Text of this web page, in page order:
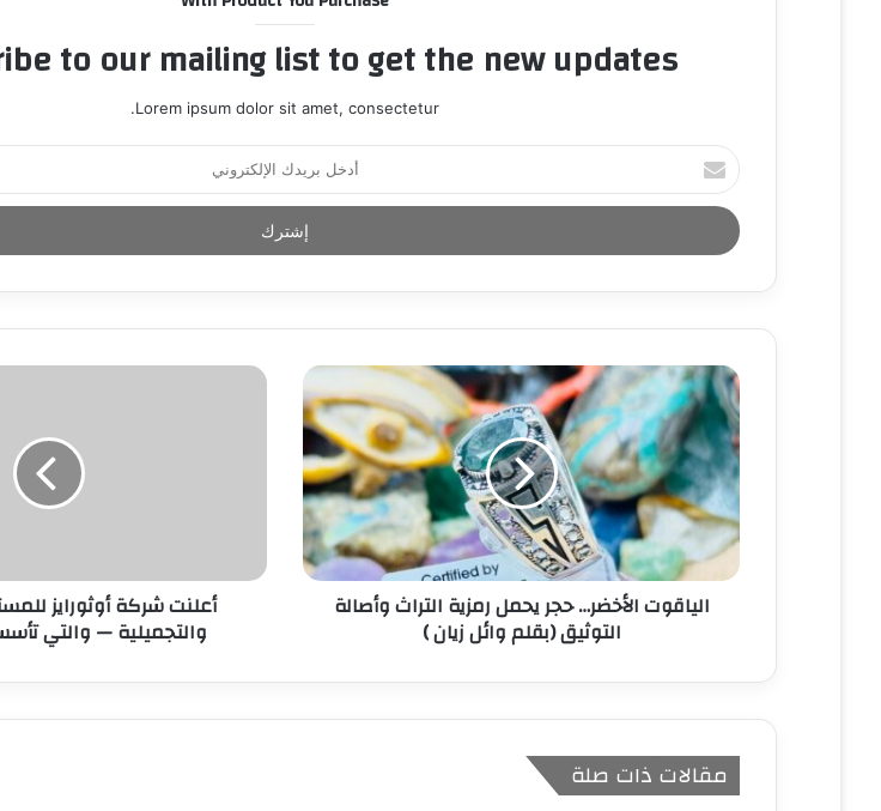
to our mailing list to get the new updates!
Lorem ipsum dolor sit amet, consectetur.
أ
د
خ
ل
د
ا
ل
إ
ل
ك
ت
ر
الياقوت الأخضر… حجر يحمل رمزية التراث وأصالة
التوثيق (بقلم وائل زيان )
أعلنت شركة أوثورايز
والتجميلية — والتي
مقالات ذات صلة